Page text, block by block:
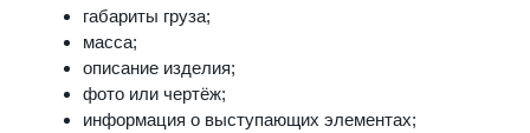
габариты груза;
масса;
описание изделия;
фото или чертёж;
информация о выступающих элементах;